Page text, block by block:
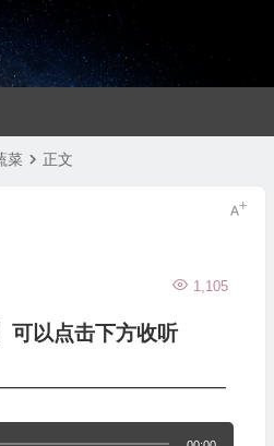
菜 正文
1,105
可以点击下方收听